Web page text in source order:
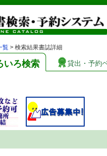
覧 > 検索結果書誌詳細
いろ検索 貸出・予約